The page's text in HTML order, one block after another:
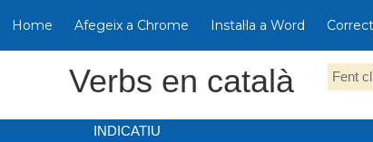
Home Afegeix a Chrome Instal·la a Word
Verbs en català Fent
INDICATIU